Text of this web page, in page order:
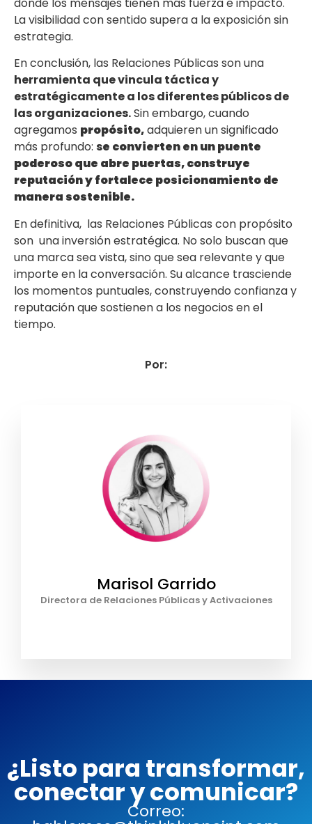
La visibilidad con sentido supera a la exposición sin
estrategia.
En conclusión, las Relaciones Públicas son una
herramienta quevincula táctica y
estratégicamente a los diferentes públicos de
las organizaciones.Sin embargo, cuando
agregamos propósito,adquieren un significado
más profundo: se convierten en un puente
poderoso que abre puertas, construye
reputación y fortalece posicionamiento de
manera sostenible.
En definitiva, las Relaciones Públicas con propósito
son una inversión estratégica. No solo buscan que
una marca sea vista, sino que sea relevante y que
importe en la conversación. Su alcance trasciende
los momentos puntuales, construyendo confianza y
reputación que sostienen a los negocios en el
tiempo.
Por:
Marisol Garrido
Directora de Relaciones Públicas y Activaciones
¿Listo para transformar,
conectar y comunicar?
Correo: